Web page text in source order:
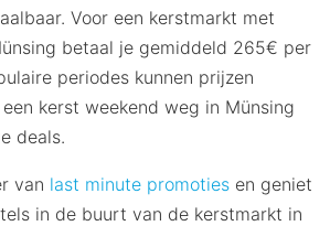
Voor een kerstmarkt met
betaal je gemiddeld 265€ per
periodes kunnen prijzen
kerst weekend weg in Münsing
deals.
van last minute promoties en geniet
in de buurt van de kerstmarkt in